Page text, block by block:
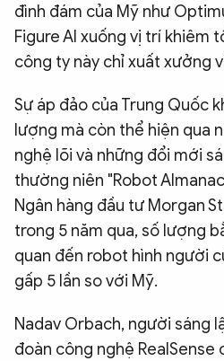
đình đám của Mỹ như
Figure AI xuống vị trí khiêm
công ty này chỉ xuất xưởng
Sự áp đảo của Trung Quốc
lượng mà còn thể hiện qua
nghệ lõi và những đổi mới
thường niên "Robot
Ngân hàng đầu tư Morgan
trong 5 năm qua, số lượng
quan đến robot hình người
gấp 5 lần so với Mỹ.
Nadav Orbach, người sáng
đoàn công nghệ